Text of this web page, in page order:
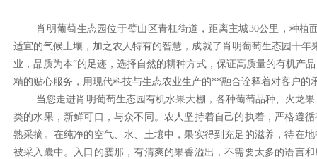
肖明葡萄生态园位于璧山区青杠街道，距离主城30公里，种植
适宜的气候土壤，加之农人特有的智慧，成就了肖明葡萄生态园十年
业，品质为本”的足迹，选择自然的耕种方式，保证高质量的有机产
精的贴心服务，用现代科技与生态农业生产的**融合诠释着对客户的
当您走进肖明葡萄生态园有机水果大棚，各种葡萄品种、火龙
类的水果，新鲜可口，与众不同。农人坚持着自己的执着，严格遵
熟采摘。在纯净的空气、水、土壤中，果实得到充足的滋养，待在
被采入囊中。入口的霎那，有清爽的果香溢出，不需要太多的语言